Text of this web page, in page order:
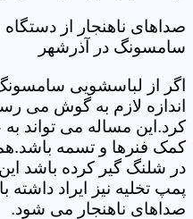
صداهای ناهنجار از
سامسونگ در آذرشهر
اگر از لباسشویی
اندازه لازم به گوش می
کرد.این مساله می تواند
کمک فنرها و تسمه
در شلنگ گیر کرده باشد
پمپ تخلیه نیز ایراد
صداهای ناهنجار می شود.